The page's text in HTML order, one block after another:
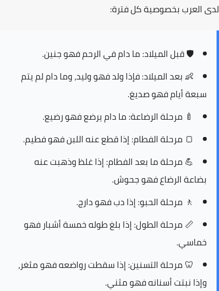
لدى العرب بخصوصية كل فترة:
🛡️قبل الميلاد:ما دام في الرحم فهو جنين.
👶 بعد الميلاد:فإذا ولد فهو وليد، وما دام لم يتم
سبعة أيام فهو صديغ.
🍼 مرحلة الرضاعة:ما دام يرضع فهو رضيع.
🍞 مرحلة الفطام:إذا قطع عنه اللبن فهو فطيم.
💪مرحلة ما بعد الفطام:إذا غلظ وذهبت عنه
بضاعة الرضاع فهو جحوش.
🚶 مرحلة الحبو:إذا دب فهو دارج.
📏مرحلة الطول:إذا بلغ طوله خمسة أشبار فهو
خماسي.
🦷مرحلة التسنين:إذا سقطت رواضعه فهو مثغر،
وإذا نبتت أسنانه فهو مثني.